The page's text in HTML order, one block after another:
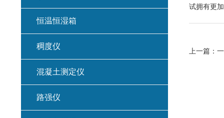
试拥有更
上一篇：
恒温恒湿箱
稠度仪
混凝土测定仪
路强仪